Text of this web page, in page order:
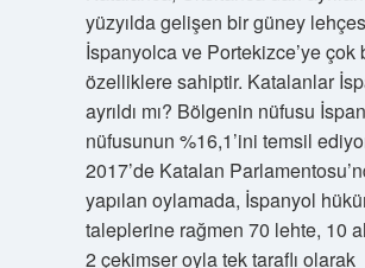
yüzyılda gelişen bir güney
İspanyolca ve Portekizce’ye çok
özelliklere sahiptir. Katalanlar
ayrıldı mı? Bölgenin nüfusu
nüfusunun %16,1’ini temsil
2017’de Katalan
yapılan oylamada, İspanyol
taleplerine rağmen 70 lehte, 10
2 çekimser oyla tek taraflı olarak